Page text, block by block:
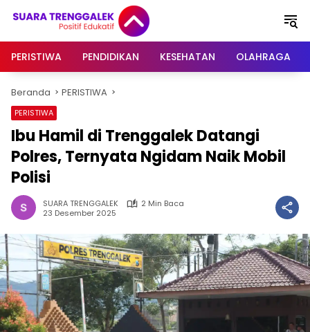
PERISTIWA
PENDIDIKAN KESEHATAN OLAHRAGA
Beranda PERISTIWA
PERISTIWA
Ibu Hamil di Trenggalek Datangi
Polres, Ternyata Ngidam Naik Mobil
Polisi
SUARA TRENGGALEK
2 Min Baca
23 Desember 2025